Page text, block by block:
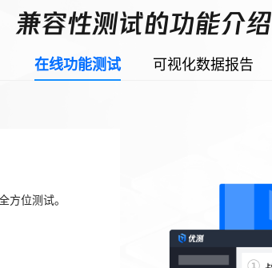
兼容性测试的功能介绍
在线功能测试 可视化数据报告
方位测试。